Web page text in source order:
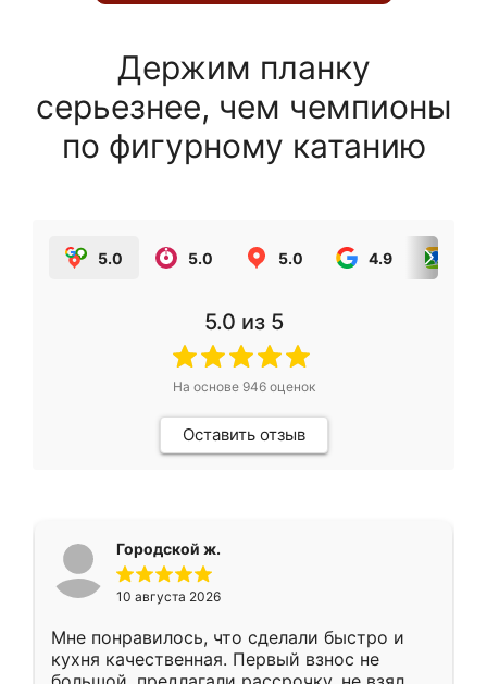
Держим планку
серьезнее, чем чемпионы
по фигурному катанию
5.0 5.0 5.0 4.9
5.0 из 5
На основе 946оценок
Оставить отзыв
Городской ж.
10 августа 2026
Мне понравилось, что сделали быстро и
кухня качественная. Первый взнос не